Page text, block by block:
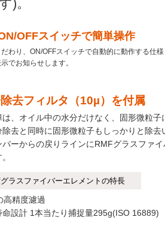
)。
OFFスイッチで簡単操作
わり、ON/OFFスイッチで自動的に動作する仕
でお知らせします。
去フィルタ（10µ）を付属
、オイル中の水分だけなく、固形微粒子
去と同時に固形微粒子もしっかりと除去
バーからの戻りラインにRMFグラスファ
ラスファイバーエレメントの特長
高精度濾過
命設計 1本当たり捕捉量295g(ISO 16889)